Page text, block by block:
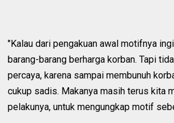
"Kalau dari pengakuan awal motifnya
barang-barang berharga korban. Tapi
percaya, karena sampai membunuh
cukup sadis. Makanya masih terus kita
pelakunya, untuk mengungkap motif